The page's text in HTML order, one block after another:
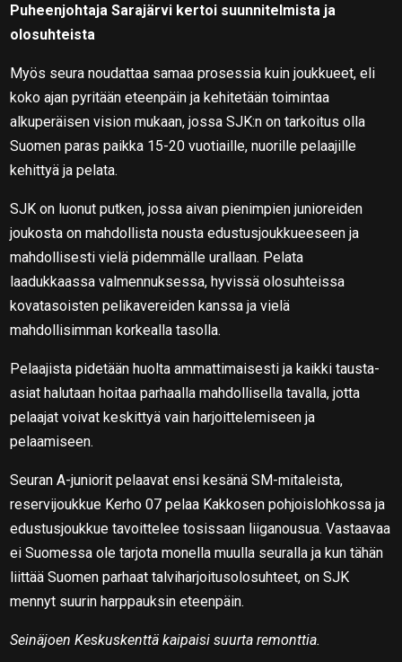
Puheenjohtaja Sarajärvi kertoi suunnitelmista ja
olosuhteista
Myös seura noudattaa samaa prosessia kuin joukkueet, eli
koko ajan pyritään eteenpäin ja kehitetään toimintaa
alkuperäisen vision mukaan, jossa SJK:n on tarkoitus olla
Suomen paras paikka 15-20 vuotiaille, nuorille pelaajille
kehittyä ja pelata.
SJK on luonut putken, jossa aivan pienimpien junioreiden
joukosta on mahdollista nousta edustusjoukkueeseen ja
mahdollisesti vielä pidemmälle urallaan. Pelata
laadukkaassa valmennuksessa, hyvissä olosuhteissa
kovatasoisten pelikavereiden kanssa ja vielä
mahdollisimman korkealla tasolla.
Pelaajista pidetään huolta ammattimaisesti ja kaikki tausta-
asiat halutaan hoitaa parhaalla mahdollisella tavalla, jotta
pelaajat voivat keskittyä vain harjoittelemiseen ja
pelaamiseen.
Seuran A-juniorit pelaavat ensi kesänä SM-mitaleista,
reservijoukkue Kerho 07 pelaa Kakkosen pohjoislohkossa ja
edustusjoukkue tavoittelee tosissaan liiganousua. Vastaavaa
ei Suomessa ole tarjota monella muulla seuralla ja kun tähän
liittää Suomen parhaat talviharjoitusolosuhteet, on SJK
mennyt suurin harppauksin eteenpäin.
Seinäjoen Keskuskenttä kaipaisi suurta remonttia.